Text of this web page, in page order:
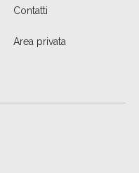
Contatti
Area privata